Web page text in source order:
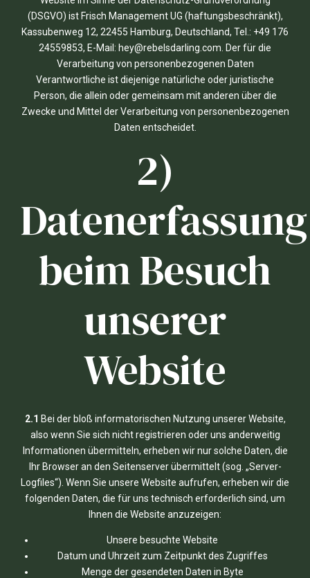
(DSGVO) ist Frisch Management UG (haftungsbeschränkt),
Kassubenweg 12, 22455 Hamburg, Deutschland, Tel.: +49 176
24559853, E-Mail: hey@rebelsdarling.com. Der für die
Verarbeitung von personenbezogenen Daten
Verantwortliche ist diejenige natürliche oder juristische
Person, die allein oder gemeinsam mit anderen über die
Zwecke und Mittel der Verarbeitung von personenbezogenen
Daten entscheidet.
2)
Datenerfassung
beim Besuch
unserer
Website
2.1 Bei der bloß informatorischen Nutzung unserer Website,
also wenn Sie sich nicht registrieren oder uns anderweitig
Informationen übermitteln, erheben wir nur solche Daten, die
Ihr Browser an den Seitenserver übermittelt (sog. „Server-
Logfiles“). Wenn Sie unsere Website aufrufen, erheben wir die
folgenden Daten, die für uns technisch erforderlich sind, um
Ihnen die Website anzuzeigen:
Unsere besuchte Website
Datum und Uhrzeit zum Zeitpunkt des Zugriffes
Menge der gesendeten Daten in Byte